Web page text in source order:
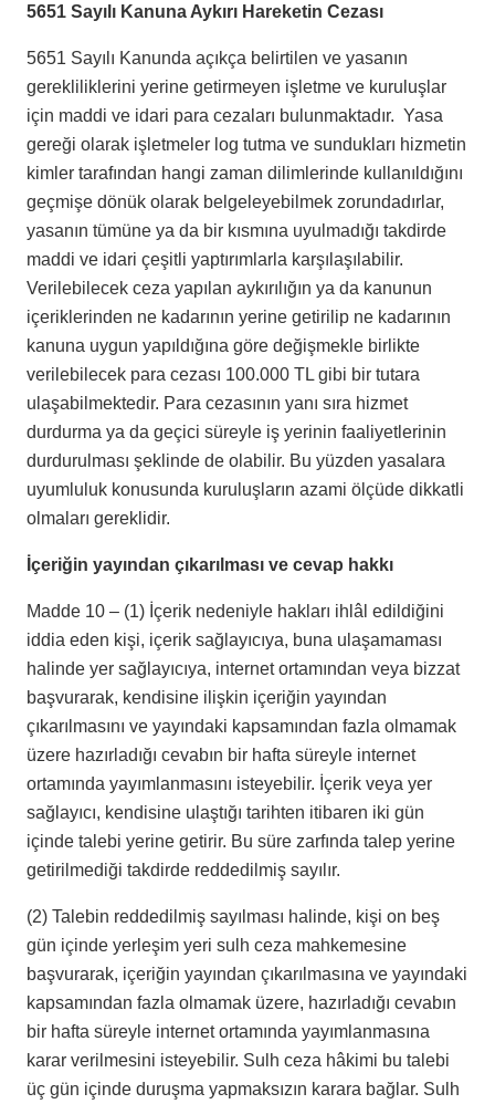
5651 Sayılı Kanuna Aykırı Hareketin Cezası
5651 Sayılı Kanunda açıkça belirtilen ve yasanın
gerekliliklerini yerine getirmeyen işletme ve kuruluşlar
için maddi ve idari para cezaları bulunmaktadır. Yasa
gereği olarak işletmeler log tutma ve sundukları hizmetin
kimler tarafından hangi zaman dilimlerinde kullanıldığını
geçmişe dönük olarak belgeleyebilmek zorundadırlar,
yasanın tümüne ya da bir kısmına uyulmadığı takdirde
maddi ve idari çeşitli yaptırımlarla karşılaşılabilir.
Verilebilecek ceza yapılan aykırılığın ya da kanunun
içeriklerinden ne kadarının yerine getirilip ne kadarının
kanuna uygun yapıldığına göre değişmekle birlikte
verilebilecek para cezası 100.000 TL gibi bir tutara
ulaşabilmektedir. Para cezasının yanı sıra hizmet
durdurma ya da geçici süreyle iş yerinin faaliyetlerinin
durdurulması şeklinde de olabilir. Bu yüzden yasalara
uyumluluk konusunda kuruluşların azami ölçüde dikkatli
olmaları gereklidir.
İçeriğin yayından çıkarılması ve cevap hakkı
Madde 10 – (1) İçerik nedeniyle hakları ihlâl edildiğini
iddia eden kişi, içerik sağlayıcıya, buna ulaşamaması
halinde yer sağlayıcıya, internet ortamından veya bizzat
başvurarak, kendisine ilişkin içeriğin yayından
çıkarılmasını ve yayındaki kapsamından fazla olmamak
üzere hazırladığı cevabın bir hafta süreyle internet
ortamında yayımlanmasını isteyebilir. İçerik veya yer
sağlayıcı, kendisine ulaştığı tarihten itibaren iki gün
içinde talebi yerine getirir. Bu süre zarfında talep yerine
getirilmediği takdirde reddedilmiş sayılır.
(2) Talebin reddedilmiş sayılması halinde, kişi on beş
gün içinde yerleşim yeri sulh ceza mahkemesine
başvurarak, içeriğin yayından çıkarılmasına ve yayındaki
kapsamından fazla olmamak üzere, hazırladığı cevabın
bir hafta süreyle internet ortamında yayımlanmasına
karar verilmesini isteyebilir. Sulh ceza hâkimi bu talebi
üç gün içinde duruşma yapmaksızın karara bağlar. Sulh